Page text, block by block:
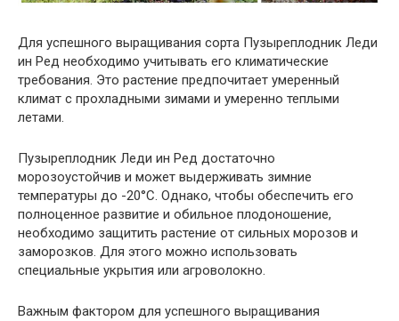
Для успешного выращивания сорта Пузыреплодник Леди
ин Ред необходимо учитывать его климатические
требования. Это растение предпочитает умеренный
климат с прохладными зимами и умеренно теплыми
летами.
Пузыреплодник Леди ин Ред достаточно
морозоустойчив и может выдерживать зимние
температуры до -20°C. Однако, чтобы обеспечить его
полноценное развитие и обильное плодоношение,
необходимо защитить растение от сильных морозов и
заморозков. Для этого можно использовать
специальные укрытия или агроволокно.
Важным фактором для успешного выращивания